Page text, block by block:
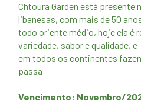
Chtoura Garden está presente
libanesas, com mais de 50
todo oriente médio, hoje ela é
variedade, sabor e qualidade,
em todos os continentes
passa
Vencimento: Novembro/